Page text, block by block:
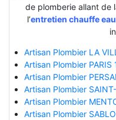
de plomberie allant de
l’entretien chauffe eau
Artisan Plombier LA
Artisan Plombier PARIS
Artisan Plombier
Artisan Plombier
Artisan Plombier
Artisan Plombier